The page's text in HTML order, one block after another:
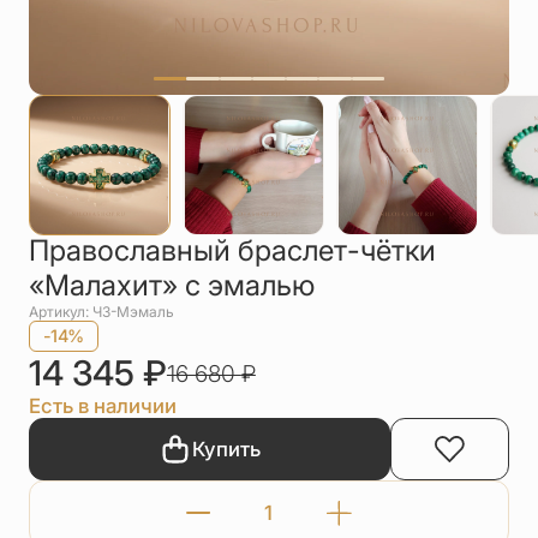
Чётки
Шнурки на
шею
Другое
Православный браслет-чётки
«Малахит» с эмалью
Артикул: Ч3-Мэмаль
-14%
14 345 ₽16 680₽
Есть в наличии
Купить
Количество